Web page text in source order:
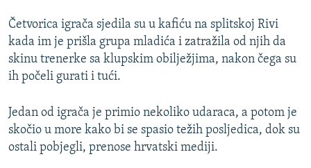
MOJA EVROPA
TRI DECENIJE OD RATA U BIH
SVE KARTE DEJTONA
Četvorica igrača sjedila su u kafiću na splitskoj Rivi
kada im je prišla grupa mladića i zatražila od njih da
skinu trenerke sa klupskim obilježjima, nakon čega su
ih počeli gurati i tući.
Jedan od igrača je primio nekoliko udaraca, a potom je
skočio u more kako bi se spasio težih posljedica, dok su
ostali pobjegli, prenose hrvatski mediji.